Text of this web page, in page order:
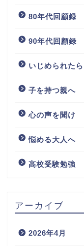
80年代回顧録
90年代回顧録
いじめられたら
子を持つ親へ
心の声を聞け
悩める大人へ
高校受験勉強
アーカイブ
2026年4月